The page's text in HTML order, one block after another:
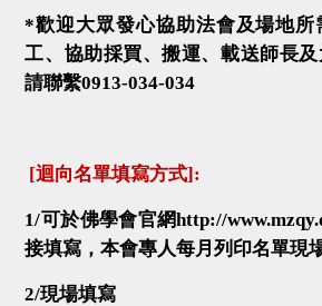
*歡迎大眾發心協助法會及場地所
工、協助採買、搬運、載送師長
請聯繫0913-034-034
[迴向名單填寫方式]:
1/可於佛學會官網http://
接填寫，本會專人每月列印名單現
2/現場填寫